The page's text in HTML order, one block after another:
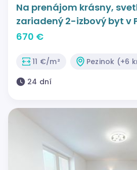
Na prenájom krásny,
zariadený 2-izbový byt v
670 €
11 €/m²
Pezinok (+6
24 dní